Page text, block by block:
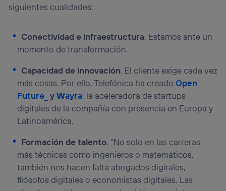
siguientes cualidades:
Conectividad e infraestructura. Estamos ante un
momento de transformación.
Capacidad de innovación. El cliente exige cada vez
más cosas. Por ello, Telefónica ha creadoOpen
Future_ yWayra, la aceleradora de startups
digitales de la compañía con presencia en Europa y
Latinoamérica.
Formación de talento. “No solo en las carreras
más técnicas como ingenieros o matemáticos,
también nos hacen falta abogados digitales,
filósofos digitales o economistas digitales. Las